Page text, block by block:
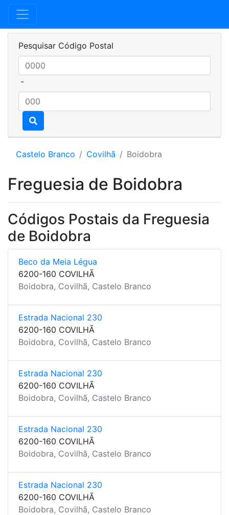
Pesquisar Código Postal
-
Castelo Branco Covilhã Boidobra
Freguesia de Boidobra
Códigos Postais da Freguesia
de Boidobra
Beco da Meia Légua
6200-160 COVILHÃ
Boidobra, Covilhã, Castelo Branco
Estrada Nacional 230
6200-160 COVILHÃ
Boidobra, Covilhã, Castelo Branco
Estrada Nacional 230
6200-160 COVILHÃ
Boidobra, Covilhã, Castelo Branco
Estrada Nacional 230
6200-160 COVILHÃ
Boidobra, Covilhã, Castelo Branco
Estrada Nacional 230
6200-160 COVILHÃ
Boidobra, Covilhã, Castelo Branco